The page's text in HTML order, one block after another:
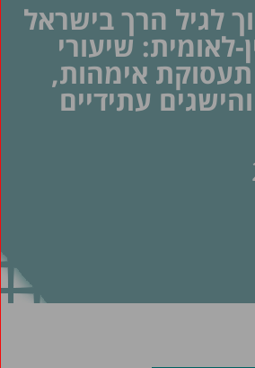
לגיל הרך בישראל
לאומית: שיעורי
אימהות,
עתידיים